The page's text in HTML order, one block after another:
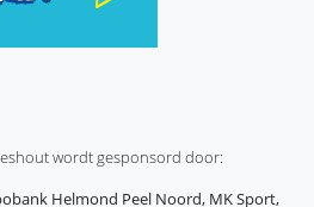
wordt gesponsord door:
Helmond Peel Noord, MK Sport,